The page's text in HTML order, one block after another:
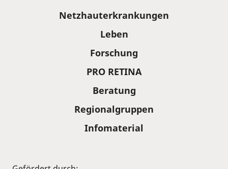
Netzhauterkrankungen
Leben
Forschung
PRO RETINA
Beratung
Regionalgruppen
Infomaterial